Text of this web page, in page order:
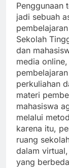
Penggunaan
jadi sebuah
Sekolah
dan
media
perkuliahan
materi
mahasiswa
melalui
karena itu,
ruang
dalam
yang